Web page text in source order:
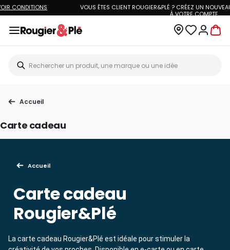
LIVRAISON À DOMICILE OFFERTE DÈS 70€.VOIR CONDITIONS
Accueil
Carte cadeau
Accueil
Carte cadeau
Rougier&Plé
La carte cadeau Rougier&Plé est idéale pour stimuler la